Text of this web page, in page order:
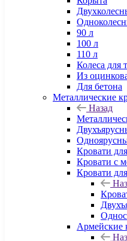
90 л
100 л
110 л
Колеса для
Из
Для бетона
Металлические
Назад
Кровати
Кровати с
Кровати
Армейские